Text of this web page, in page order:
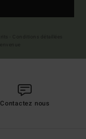
Contactez nous